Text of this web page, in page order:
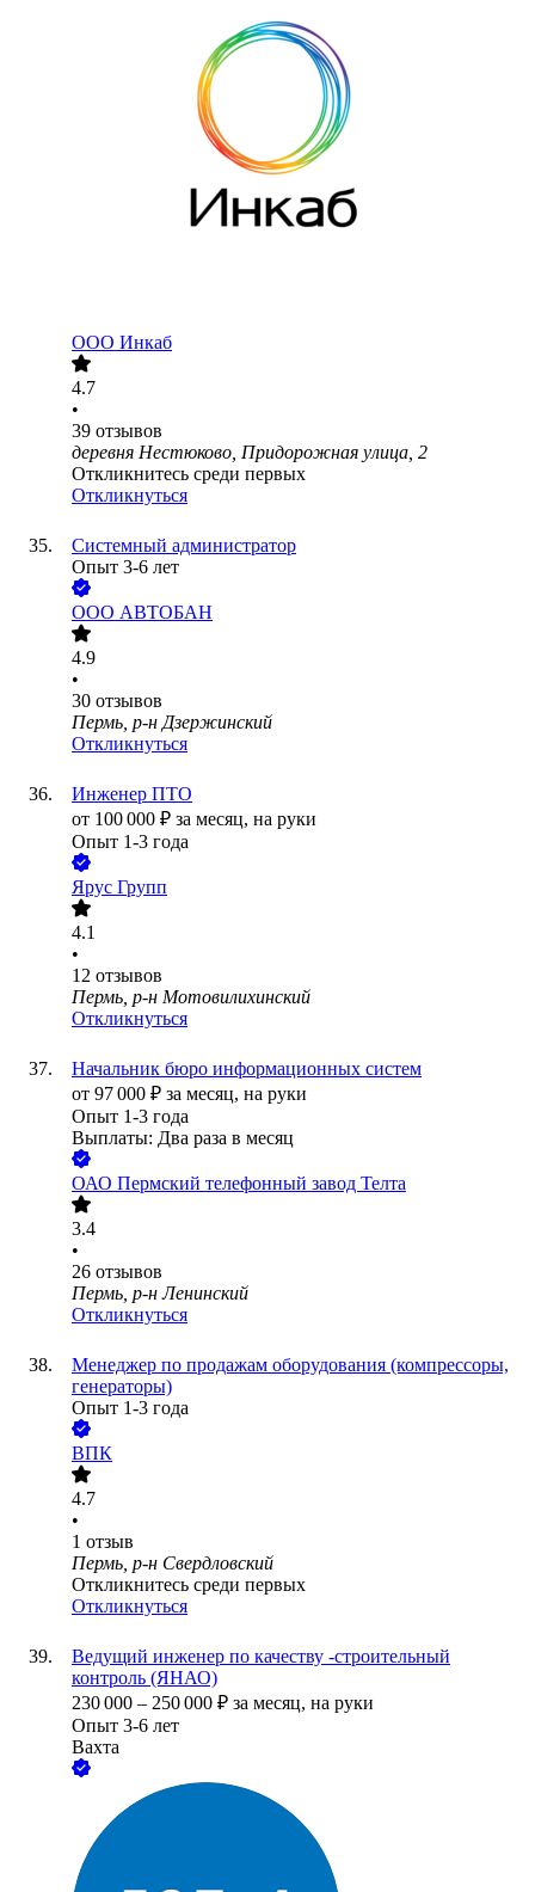
ООО Инкаб
4.7
•
39 отзывов
деревня Нестюково, Придорожная улица, 2
Откликнитесь среди первых
Откликнуться
Системный администратор
Опыт 3-6 лет
ООО АВТОБАН
4.9
•
30 отзывов
Пермь, р-н Дзержинский
Откликнуться
Инженер ПТО
от 100 000 ₽ за месяц, на руки
Опыт 1-3 года
Ярус Групп
4.1
•
12 отзывов
Пермь, р-н Мотовилихинский
Откликнуться
Начальник бюро информационных систем
от 97 000 ₽ за месяц, на руки
Опыт 1-3 года
Выплаты: Два раза в месяц
ОАО Пермский телефонный завод Телта
3.4
•
26 отзывов
Пермь, р-н Ленинский
Откликнуться
Менеджер по продажам оборудования (компрессоры,
генераторы)
Опыт 1-3 года
ВПК
4.7
•
1 отзыв
Пермь, р-н Свердловский
Откликнитесь среди первых
Откликнуться
Ведущий инженер по качеству -строительный
контроль (ЯНАО)
230 000 – 250 000 ₽ за месяц, на руки
Опыт 3-6 лет
Вахта